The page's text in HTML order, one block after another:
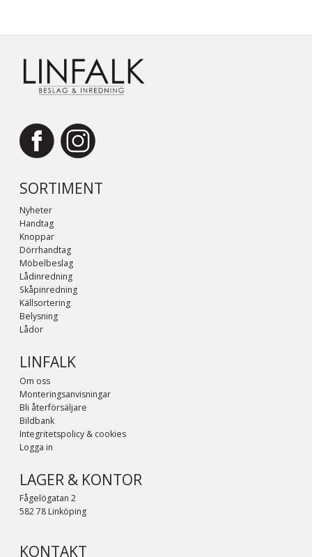
SORTIMENT
Nyheter
Handtag
Knoppar
Dörrhandtag
Möbelbeslag
Lådinredning
Skåpinredning
Källsortering
Belysning
Lådor
LINFALK
Om oss
Monteringsanvisningar
Bli återförsäljare
Bildbank
Integritetspolicy & cookies
Logga in
LAGER & KONTOR
Fågelögatan 2
582 78 Linköping
KONTAKT